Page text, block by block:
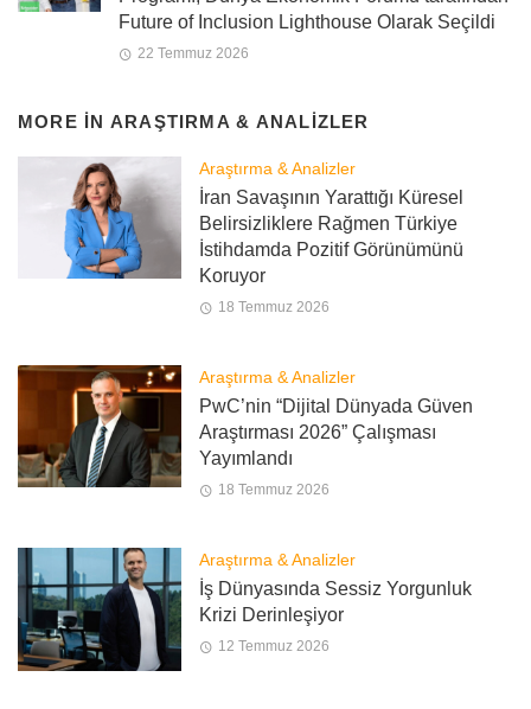
Future of Inclusion Lighthouse Olarak Seçildi
22 Temmuz 2026
MORE IN ARAŞTIRMA & ANALIZLER
Araştırma & Analizler
İran Savaşının Yarattığı Küresel
Belirsizliklere Rağmen Türkiye
İstihdamda Pozitif Görünümünü
Koruyor
18 Temmuz 2026
Araştırma & Analizler
PwC’nin “Dijital Dünyada Güven
Araştırması 2026” Çalışması
Yayımlandı
18 Temmuz 2026
Araştırma & Analizler
İş Dünyasında Sessiz Yorgunluk
Krizi Derinleşiyor
12 Temmuz 2026